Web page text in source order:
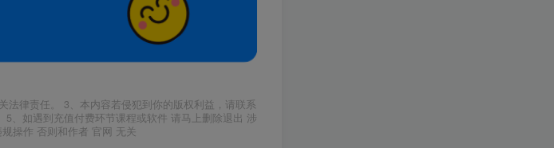
法律责任。 3、本内容若侵犯到你的版权利益，请联系
、如遇到充值付费环节课程或软件 请马上删除退出 涉
操作 否则和作者 官网 无关